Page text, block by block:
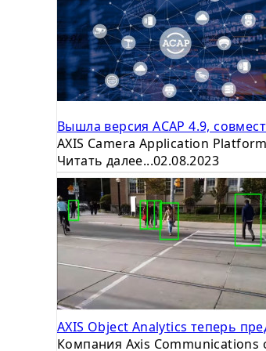
Вышла версия ACAP 4.9,
AXIS Camera Application
Читать далее...02.08.2023
AXIS Object Analytics теперь
Компания Axis Communications